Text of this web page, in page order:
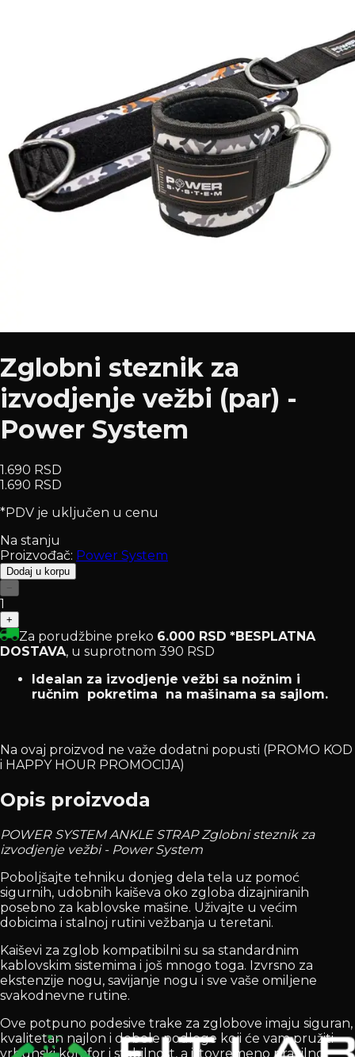
Zglobni steznik za
izvodjenje vežbi (par) -
Power System
1.690 RSD
1.690 RSD
*PDV je uključen u cenu
Na stanju
Proizvođač: Power System
Dodaj u korpu
−
1
+
Za porudžbine preko 6.000 RSD *BESPLATNA
DOSTAVA, u suprotnom 390 RSD
Idealan za izvodjenje vežbi sa nožnim i
ručnim pokretima na mašinama sa sajlom.
Na ovaj proizvod ne važe dodatni popusti (PROMO KOD
i HAPPY HOUR PROMOCIJA)
Opis proizvoda
POWER SYSTEM ANKLE STRAP Zglobni steznik za
izvodjenje vežbi - Power System
Poboljšajte tehniku donjeg dela tela uz pomoć
sigurnih, udobnih kaiševa oko zgloba dizajniranih
posebno za kablovske mašine. Uživajte u većim
dobicima i stalnoj rutini vežbanja u teretani.
Kaiševi za zglob kompatibilni su sa standardnim
kablovskim sistemima i još mnogo toga. Izvrsno za
ekstenzije nogu, savijanje nogu i sve vaše omiljene
svakodnevne rutine.
Ove potpuno podesive trake za zglobove imaju siguran,
kvalitetan najlon i debele podloge koji će vam pružiti
vrhunski komfor i stabilnost, a istovremeno pravilno